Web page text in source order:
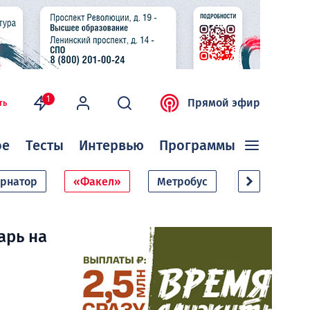
1 Прямой эфир
Тесты Интервью Программы
«Факел» Метробус Дачный
на